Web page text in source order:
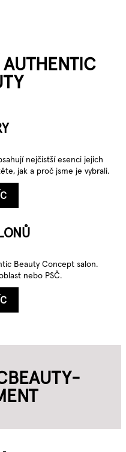
nejčistší esenci jejich
jak a proč jsme je vybrali.
Beauty Concept salon.
nebo PSČ.